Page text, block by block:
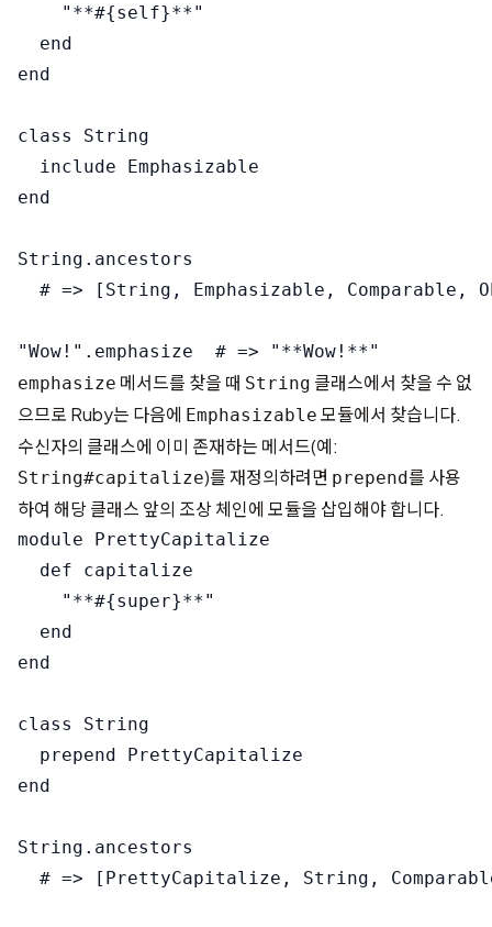
    "**#{self}**"
  end
end
class String
  include Emphasizable
end
String.ancestors
# => [String, Emphasizable, Comparable,
emphasize 메서드를 찾을 때 String 클래스에서 찾을 수 없
으므로 Ruby는 다음에 Emphasizable 모듈에서 찾습니다.
수신자의 클래스에 이미 존재하는 메서드(예:
String#capitalize)를 재정의하려면 prepend를 사용
하여 해당 클래스 앞의 조상 체인에 모듈을 삽입해야 합니다.
module PrettyCapitalize
  def capitalize
    "**#{super}**"
  end
end
class String
  prepend PrettyCapitalize
end
String.ancestors
# => [PrettyCapitalize, String,